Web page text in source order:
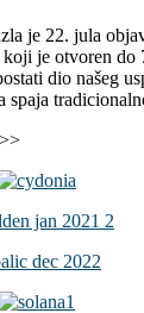
je 22. jula
je otvoren do
dio našeg
spaja
>>